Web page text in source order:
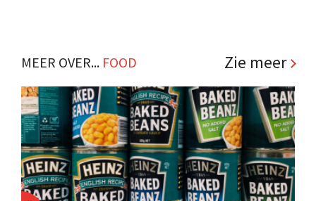
MEER OVER... FOOD Zie meer